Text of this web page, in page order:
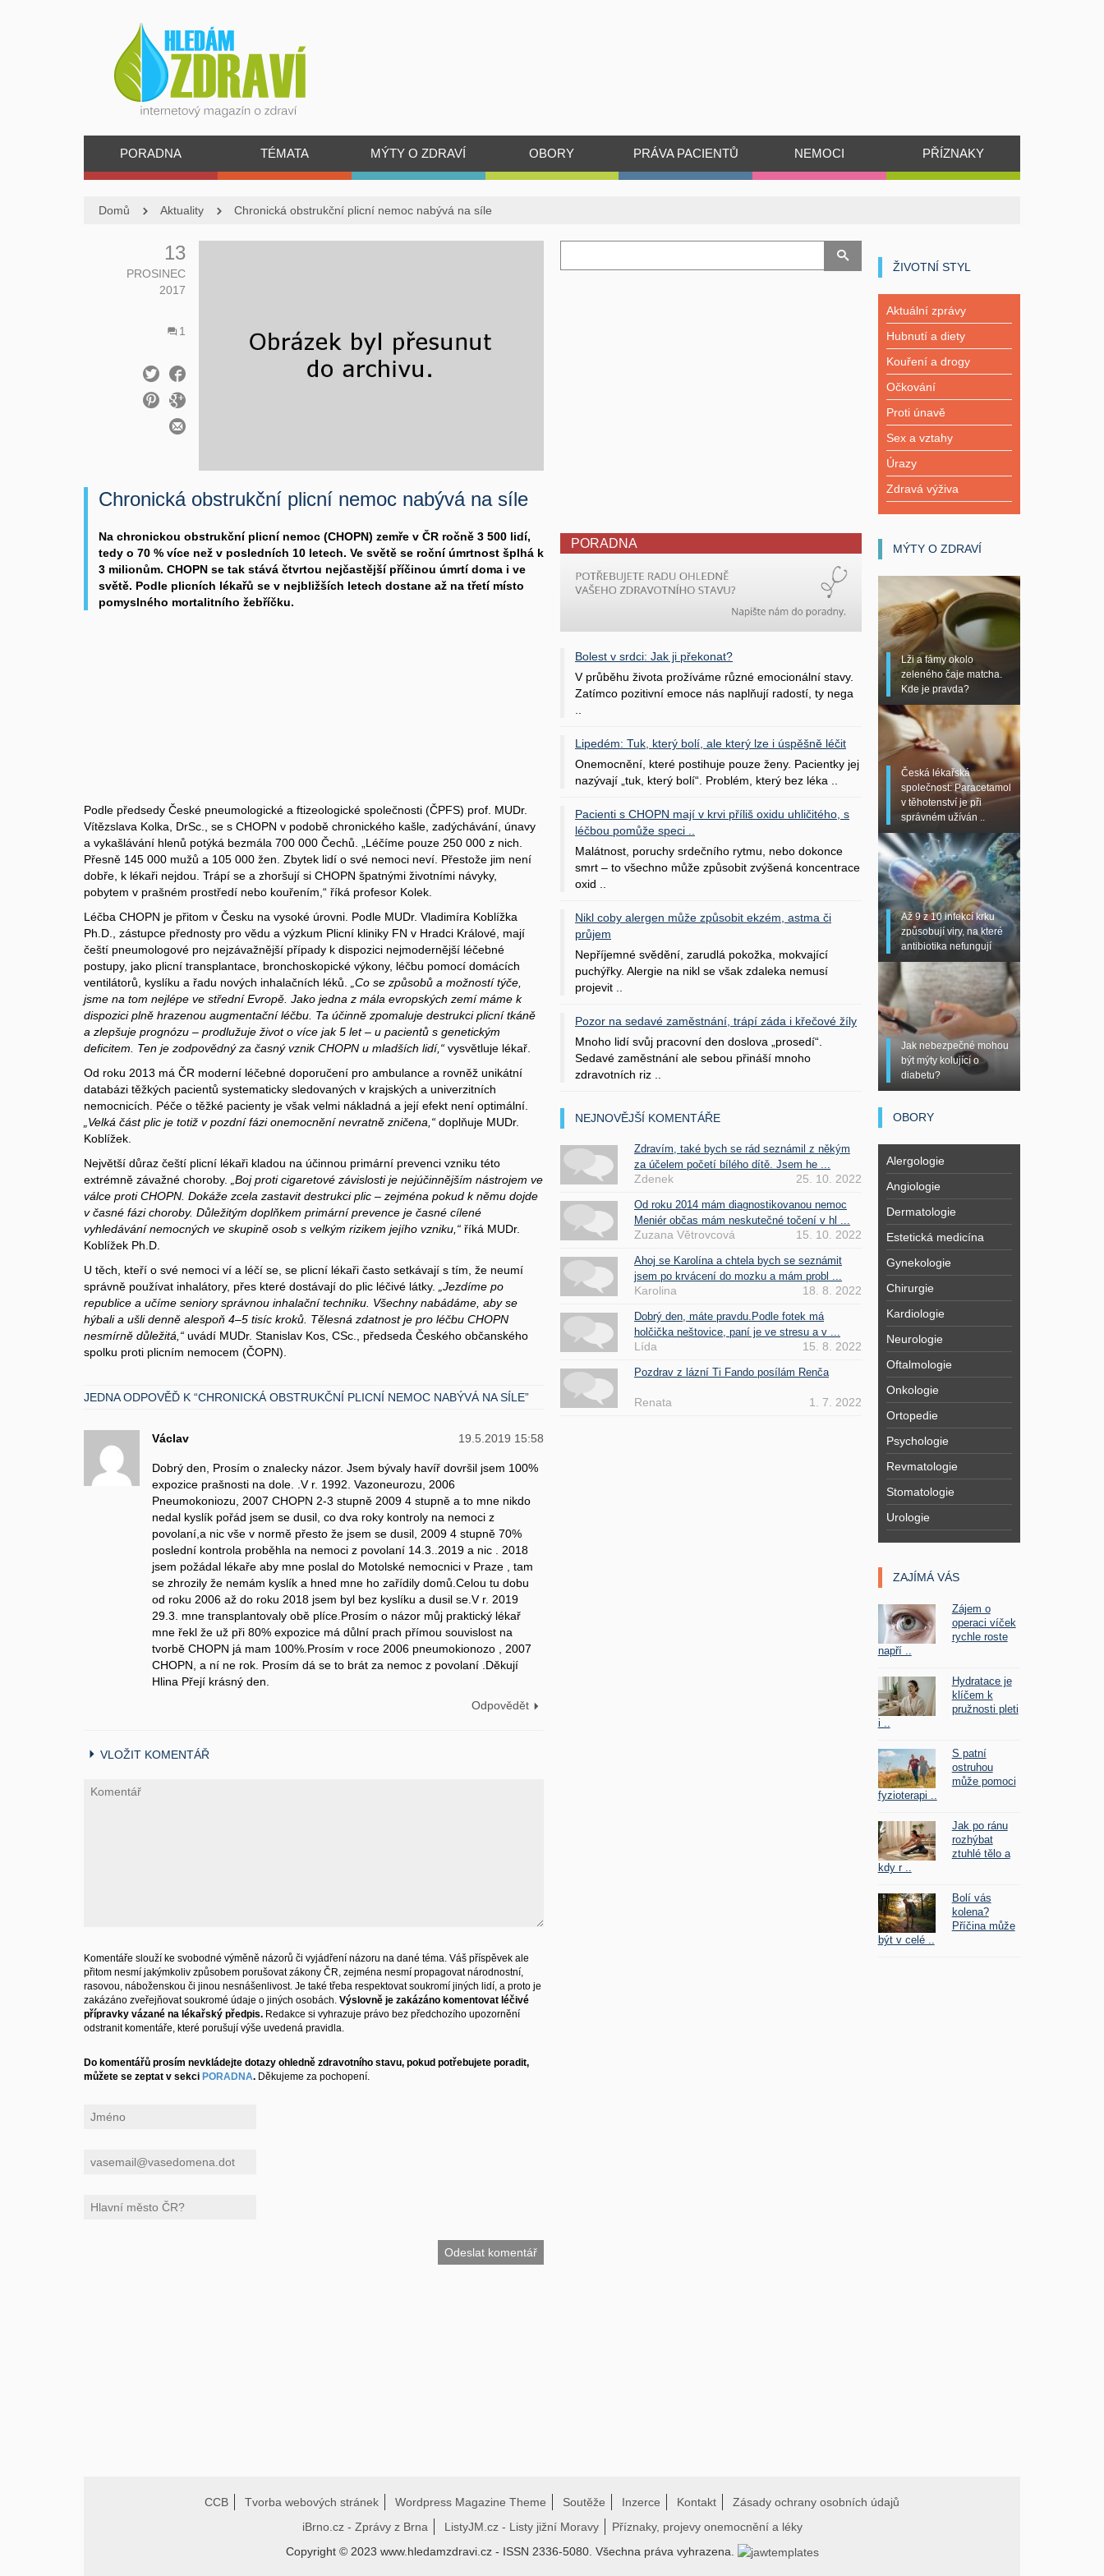
PORADNA TÉMATA MÝTY O ZDRAVÍ OBORY PRÁVA PACIENTŮ NEMOCI PŘÍZNAKY
Domů Aktuality Chronická obstrukční plicní nemoc nabývá na síle
13
PROSINEC
2017
1
Chronická obstrukční plicní nemoc nabývá na síle
Na chronickou obstrukční plicní nemoc (CHOPN) zemře v ČR ročně 3 500 lidí,
tedy o 70 % více než v posledních 10 letech. Ve světě se roční úmrtnost šplhá k
3 milionům. CHOPN se tak stává čtvrtou nejčastější příčinou úmrtí doma i ve
světě. Podle plicních lékařů se v nejbližších letech dostane až na třetí místo
pomyslného mortalitního žebříčku.
Podle předsedy České pneumologické a ftizeologické společnosti (ČPFS) prof. MUDr.
Vítězslava Kolka, DrSc., se s CHOPN v podobě chronického kašle, zadýchávání, únavy
a vykašlávání hlenů potýká bezmála 700 000 Čechů. „Léčíme pouze 250 000 z nich.
Přesně 145 000 mužů a 105 000 žen. Zbytek lidí o své nemoci neví. Přestože jim není
dobře, k lékaři nejdou. Trápí se a zhoršují si CHOPN špatnými životními návyky,
pobytem v prašném prostředí nebo kouřením,“ říká profesor Kolek.
Léčba CHOPN je přitom v Česku na vysoké úrovni. Podle MUDr. Vladimíra Koblížka
Ph.D., zástupce přednosty pro vědu a výzkum Plicní kliniky FN v Hradci Králové, mají
čeští pneumologové pro nejzávažnější případy k dispozici nejmodernější léčebné
postupy, jako plicní transplantace, bronchoskopické výkony, léčbu pomocí domácích
ventilátorů, kyslíku a řadu nových inhalačních léků.
„Co se způsobů a možností týče,
jsme na tom nejlépe ve střední Evropě. Jako jedna z mála evropských zemí máme k
dispozici plně hrazenou augmentační léčbu. Ta účinně zpomaluje destrukci plicní tkáně
a zlepšuje prognózu – prodlužuje život o více jak 5 let – u pacientů s genetickým
deficitem. Ten je zodpovědný za časný vznik CHOPN u mladších lidí,“ vysvětluje lékař.
Od roku 2013 má ČR moderní léčebné doporučení pro ambulance a rovněž unikátní
databázi těžkých pacientů systematicky sledovaných v krajských a univerzitních
nemocnicích. Péče o těžké pacienty je však velmi nákladná a její efekt není optimální.
„Velká část plic je totiž v pozdní fázi onemocnění nevratně zničena,“ doplňuje MUDr.
Koblížek.
Největší důraz čeští plicní lékaři kladou na účinnou primární prevenci vzniku této
extrémně závažné choroby.
„Boj proti cigaretové závislosti je nejúčinnějším nástrojem ve
válce proti CHOPN. Dokáže zcela zastavit destrukci plic – zejména pokud k němu dojde
v časné fázi choroby. Důležitým doplňkem primární prevence je časné cílené
vyhledávání nemocných ve skupině osob s velkým rizikem jejího vzniku,“ říká MUDr.
Koblížek Ph.D.
U těch, kteří o své nemoci ví a léčí se, se plicní lékaři často setkávají s tím, že neumí
správně používat inhalátory, přes které dostávají do plic léčivé látky.
„Jezdíme po
republice a učíme seniory správnou inhalační techniku. Všechny nabádáme, aby se
hýbali a ušli denně alespoň 4–5 tisíc kroků. Tělesná zdatnost je pro léčbu CHOPN
nesmírně důležitá,“ uvádí MUDr. Stanislav Kos, CSc., předseda Českého občanského
spolku proti plicním nemocem (ČOPN).
JEDNA ODPOVĚĎ K “CHRONICKÁ OBSTRUKČNÍ PLICNÍ NEMOC NABÝVÁ NA SÍLE”
Václav 19.5.2019 15:58
Dobrý den, Prosím o znalecky názor. Jsem bývaly havíř dovršil jsem 100%
expozice prašnosti na dole. .V r. 1992. Vazoneurozu, 2006
Pneumokoniozu, 2007 CHOPN 2-3 stupně 2009 4 stupně a to mne nikdo
nedal kyslík pořád jsem se dusil, co dva roky kontroly na nemoci z
povolaní,a nic vše v normě přesto že jsem se dusil, 2009 4 stupně 70%
poslední kontrola proběhla na nemoci z povolaní 14.3..2019 a nic . 2018
jsem požádal lékaře aby mne poslal do Motolské nemocnici v Praze , tam
se zhrozily že nemám kyslík a hned mne ho zařídily domů.Celou tu dobu
od roku 2006 až do roku 2018 jsem byl bez kyslíku a dusil se.V r. 2019
29.3. mne transplantovaly obě plíce.Prosím o názor můj praktický lékař
mne řekl že už při 80% expozice má důlní prach přímou souvislost na
tvorbě CHOPN já mam 100%.Prosím v roce 2006 pneumokionozo , 2007
CHOPN, a ní ne rok. Prosím dá se to brát za nemoc z povolaní .Děkují
Hlina Přejí krásný den.
Odpovědět
VLOŽIT KOMENTÁŘ
Komentáře slouží ke svobodné výměně názorů či vyjádření názoru na dané téma. Váš příspěvek ale
přitom nesmí jakýmkoliv způsobem porušovat zákony ČR, zejména nesmí propagovat národnostní,
rasovou, náboženskou či jinou nesnášenlivost. Je také třeba respektovat soukromí jiných lidí, a proto je
zakázáno zveřejňovat soukromé údaje o jiných osobách. Výslovně je zakázáno komentovat léčivé
přípravky vázané na lékařský předpis. Redakce si vyhrazuje právo bez předchozího upozornění
odstranit komentáře, které porušují výše uvedená pravidla.
Do komentářů prosím nevkládejte dotazy ohledně zdravotního stavu, pokud potřebujete poradit,
můžete se zeptat v sekci PORADNA. Děkujeme za pochopení.
PORADNA
Bolest v srdci: Jak ji překonat?
V průběhu života prožíváme různé emocionální stavy.
Zatímco pozitivní emoce nás naplňují radostí, ty nega
Lipedém: Tuk, který bolí, ale který lze i úspěšně léčit
Onemocnění, které postihuje pouze ženy. Pacientky jej
nazývají „tuk, který bolí“. Problém, který bez léka ..
Pacienti s CHOPN mají v krvi příliš oxidu uhličitého, s
léčbou pomůže speci ..
Malátnost, poruchy srdečního rytmu, nebo dokonce
smrt – to všechno může způsobit zvýšená koncentrace
oxid ..
Nikl coby alergen může způsobit ekzém, astma či
průjem
Nepříjemné svědění, zarudlá pokožka, mokvající
puchýřky. Alergie na nikl se však zdaleka nemusí
projevit ..
Pozor na sedavé zaměstnání, trápí záda i křečové žíly
Mnoho lidí svůj pracovní den doslova „prosedí“.
Sedavé zaměstnání ale sebou přináší mnoho
zdravotních riz ..
NEJNOVĚJŠÍ KOMENTÁŘE
Zdravím, také bych se rád seznámil z někým
za účelem početí bílého dítě. Jsem he ...
Zdenek 25. 10. 2022
Od roku 2014 mám diagnostikovanou nemoc
Meniér občas mám neskutečné točení v hl ...
Zuzana Větrovcová 15. 10. 2022
Ahoj se Karolína a chtela bych se seznámit
jsem po krvácení do mozku a mám probl ...
Karolina 18. 8. 2022
Dobrý den, máte pravdu.Podle fotek má
holčička neštovice, paní je ve stresu a v ...
Lída 15. 8. 2022
Pozdrav z lázní Ti Fando posílám Renča
Renata 1. 7. 2022
ŽIVOTNÍ STYL
Aktuální zprávy
Hubnutí a diety
Kouření a drogy
Očkování
Proti únavě
Sex a vztahy
Úrazy
Zdravá výživa
MÝTY O ZDRAVÍ
Lži a fámy okolo
zeleného čaje matcha.
Kde je pravda?
Česká lékařská
společnost: Paracetamol
v těhotenství je při
správném užíván ..
Až 9 z 10 infekcí krku
způsobují viry, na které
antibiotika nefungují
Jak nebezpečné mohou
být mýty kolující o
diabetu?
OBORY
Alergologie
Angiologie
Dermatologie
Estetická medicína
Gynekologie
Chirurgie
Kardiologie
Neurologie
Oftalmologie
Onkologie
Ortopedie
Psychologie
Revmatologie
Stomatologie
Urologie
ZAJÍMÁ VÁS
Zájem o
operaci víček
rychle roste
napří ..
Hydratace je
klíčem k
pružnosti pleti
i ..
S patní
ostruhou
může pomoci
fyzioterapi ..
Jak po ránu
rozhýbat
ztuhlé tělo a
kdy r ..
Bolí vás
kolena?
Příčina může
být v celé ..
CCB Tvorba webových stránek Wordpress Magazine Theme Soutěže Inzerce Kontakt
Zásady ochrany osobních údajů
iBrno.cz - Zprávy z Brna
ListyJM.cz - Listy jižní Moravy
Příznaky, projevy onemocnění a léky
Copyright © 2023 www.hledamzdravi.cz - ISSN 2336-5080. Všechna práva vyhrazena.